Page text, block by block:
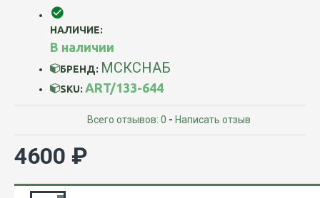
НАЛИЧИЕ:
В наличии
БРЕНД: МСКСНАБ
SKU: ART/133-644
Всего отзывов: 0 - Написать отзыв
4600 ₽